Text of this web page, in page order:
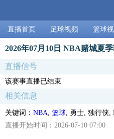
直播首页 足球视频 篮球
2026年07月10日 NBA赌城夏
直播信号
该赛事直播已结束
相关信息
关键词： NBA 篮球 , 勇士, 独行侠
直播开始时间：2026-07-10 07:00